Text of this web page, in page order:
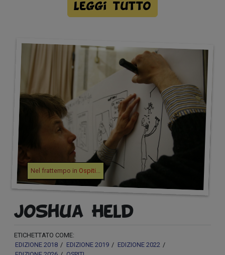
Leggi tutto
Nel frattempo in Ospiti...
Joshua Held
ETICHETTATO COME:
EDIZIONE 2018
EDIZIONE 2019
EDIZIONE 2022